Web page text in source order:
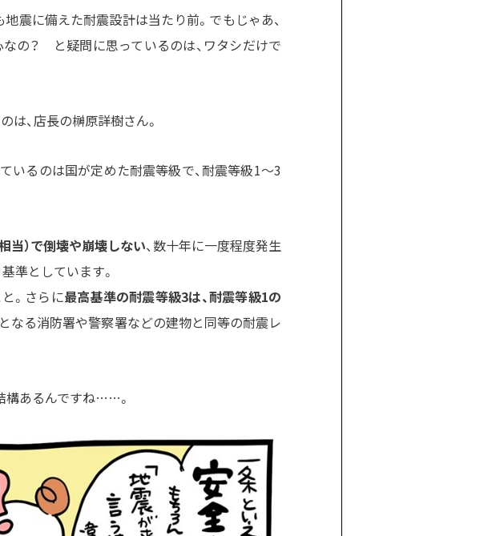
震に備えた耐震設計は当たり前。でもじゃあ、
の？ と疑問に思っているのは、ワタシだけで
は、店長の榊原詳樹さん。
いるのは国が定めた耐震等級で、耐震等級1～3
当）で倒壊や崩壊しない、数十年に一度程度発生
準としています。
。さらに最高基準の耐震等級3は、耐震等級1の
なる消防署や警察署などの建物と同等の耐震レ
構あるんですね……。